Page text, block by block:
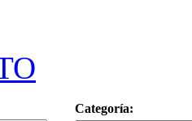
Categoría: